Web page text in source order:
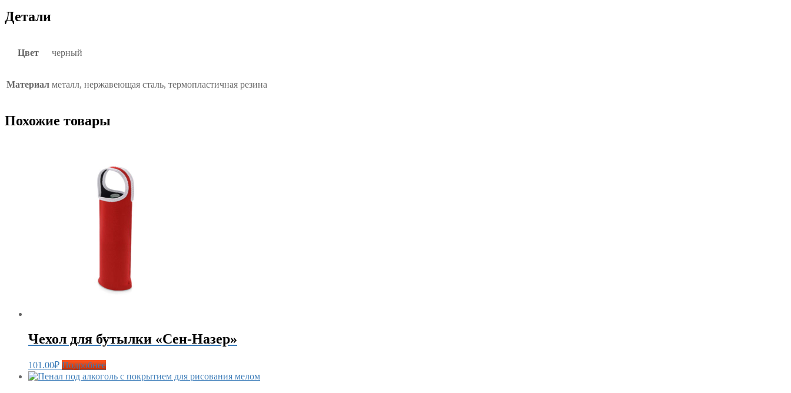
Детали
Цвет черный
Материал металл, нержавеющая сталь, термопластичная резина
Похожие товары
Чехол для бутылки «Сен-Назер»
101.00₽ Подробнее